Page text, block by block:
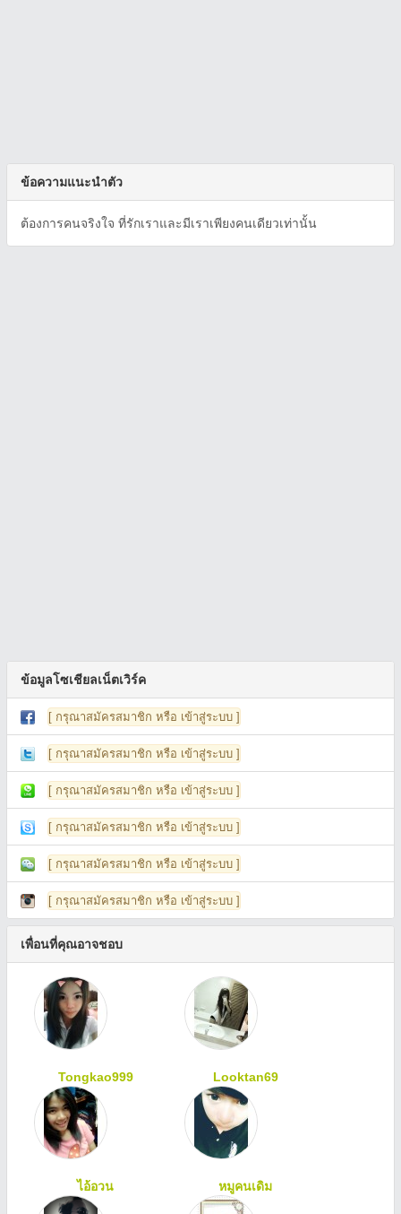
ข้อความแนะนำตัว
ต้องการคนจริงใจ ที่รักเราและมีเราเพียงคนเดียวเท่านั้น
ข้อมูลโซเชียลเน็ตเวิร์ค
[ กรุณาสมัครสมาชิก หรือ เข้าสู่ระบบ ]
[ กรุณาสมัครสมาชิก หรือ เข้าสู่ระบบ ]
[ กรุณาสมัครสมาชิก หรือ เข้าสู่ระบบ ]
[ กรุณาสมัครสมาชิก หรือ เข้าสู่ระบบ ]
[ กรุณาสมัครสมาชิก หรือ เข้าสู่ระบบ ]
[ กรุณาสมัครสมาชิก หรือ เข้าสู่ระบบ ]
เพื่อนที่คุณอาจชอบ
Tongkao999 Looktan69
ไอ้อวน หมูคนเดิม